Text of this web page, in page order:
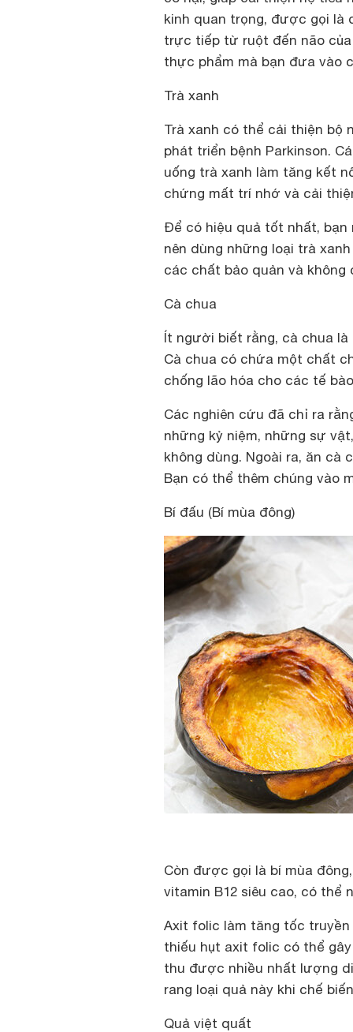
kinh quan trọng, được gọi là
trực tiếp từ ruột đến não
thực phẩm mà bạn đưa vào
Trà xanh
Trà xanh có thể cải thiện bộ
phát triển bệnh Parkinson.
uống trà xanh làm tăng kết
chứng mất trí nhớ và cải
Để có hiệu quả tốt nhất, bạn
nên dùng những loại trà
các chất bảo quản và
Cà chua
Ít người biết rằng, cà chua
Cà chua có chứa một chất
chống lão hóa cho các tế
Các nghiên cứu đã chỉ ra
những kỷ niệm, những sự
không dùng. Ngoài ra, ăn cà
Bạn có thể thêm chúng vào
Bí đấu (Bí mùa đông)
Còn được gọi là bí mùa
vitamin B12 siêu cao, có thể
Axit folic làm tăng tốc
thiếu hụt axit folic có thể
thu được nhiều nhất lượng
rang loại quả này khi chế
Quả việt quất